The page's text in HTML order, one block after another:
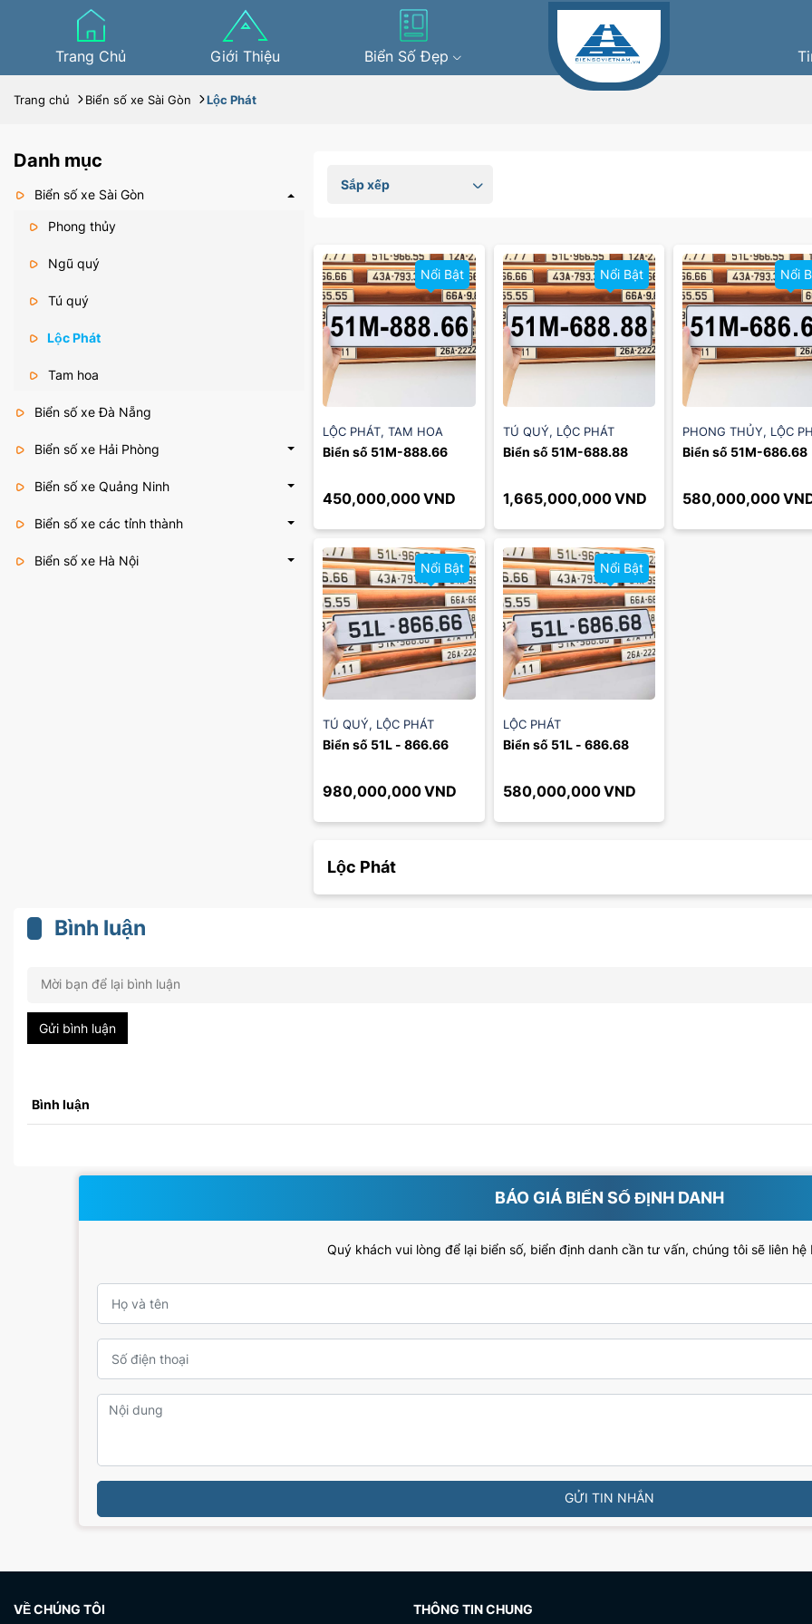
Trang Chủ Giới Thiệu Biển Số Đẹp
Trang chủ Biển số xe Sài Gòn Lộc Phát
Danh mục
Biển số xe Sài Gòn
Phong thủy
Ngũ quý
Tú quý
Lộc Phát
Tam hoa
Biển số xe Đà Nẵng
Biển số xe Hải Phòng
Biển số xe Quảng Ninh
Biển số xe các tỉnh thành
Biển số xe Hà Nội
Sắp xếp
Nổi Bật
LỘC PHÁT, TAM HOA
Biển số 51M-888.66
450,000,000VND
Nổi Bật
TÚ QUÝ, LỘC PHÁT
Biển số 51M-688.88
1,665,000,000VND
Nổi
PHONG THỦY, LỘC
Biển số 51M-686.68
580,000,000
Nổi Bật
TÚ QUÝ, LỘC PHÁT
Biển số 51L - 866.66
980,000,000VND
Nổi Bật
LỘC PHÁT
Biển số 51L - 686.68
580,000,000VND
Lộc Phát
Bình luận
Gửi bình luận
Bình luận
BÁO GIÁ BIỂN SỐ ĐỊNH DANH
Quý khách vui lòng để lại biển số, biển định danh cần tư vấn, chúng tôi sẽ liên hệ
GỬI TIN NHẮN
VỀ CHÚNG TÔI THÔNG TIN CHUNG